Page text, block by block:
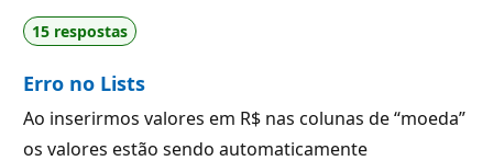
15 respostas
Erro no Lists
Ao inserirmos valores em R$ nas colunas de “moeda”
os valores estão sendo automaticamente